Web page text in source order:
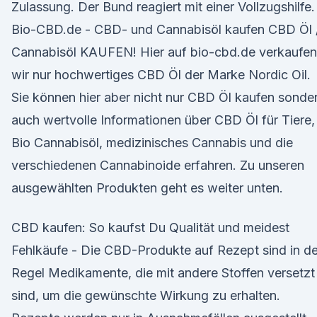
Zulassung. Der Bund reagiert mit einer Vollzugshilfe.
Bio-CBD.de - CBD- und Cannabisöl kaufen CBD Öl
Cannabisöl KAUFEN! Hier auf bio-cbd.de verkaufen
wir nur hochwertiges CBD Öl der Marke Nordic Oil.
Sie können hier aber nicht nur CBD Öl kaufen
auch wertvolle Informationen über CBD Öl für Tiere,
Bio Cannabisöl, medizinisches Cannabis und die
verschiedenen Cannabinoide erfahren. Zu unseren
ausgewählten Produkten geht es weiter unten.
CBD kaufen: So kaufst Du Qualität und meidest
Fehlkäufe - Die CBD-Produkte auf Rezept sind in
Regel Medikamente, die mit andere Stoffen versetzt
sind, um die gewünschte Wirkung zu erhalten.